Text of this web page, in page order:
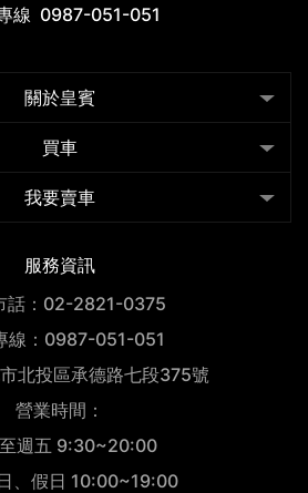
線 0987-051-051
關於皇賓
買車
我要賣車
服務資訊
話：02-2821-0375
線：0987-051-051
北投區承德路七段375號
營業時間：
週五 9:30~20:00
、假日 10:00~19:00